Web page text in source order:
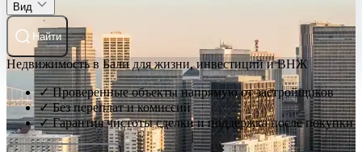
Вид
Найти
Недвижимость в Бали для жизни, инвестиций и ВНЖ
✓ Проверенные объекты напрямую от застройщиков
✓ Без переплат и комиссий
✓ Гарантия чистоты сделки и поддержка после покупки